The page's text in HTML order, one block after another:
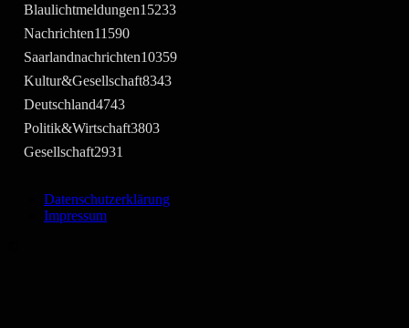
Blaulichtmeldungen15233
Nachrichten11590
Saarlandnachrichten10359
Kultur&Gesellschaft8343
Deutschland4743
Politik&Wirtschaft3803
Gesellschaft2931
Datenschutzerklärung
Impressum